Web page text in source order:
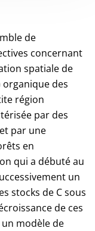
de
concernant
spatiale de
organique des
région
par des
par une
en
qui a débuté au
un
stocks de C sous
de ces
modèle de